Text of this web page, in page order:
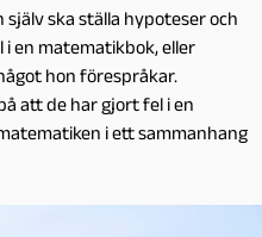
ska ställa hypoteser och
i en matematikbok, eller
hon förespråkar.
att de har gjort fel i en
i ett sammanhang